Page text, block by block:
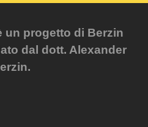
un progetto di Berzin
dal dott. Alexander